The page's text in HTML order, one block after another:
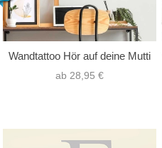
Wandtattoo Hör auf deine Mutti
ab 28,95 €